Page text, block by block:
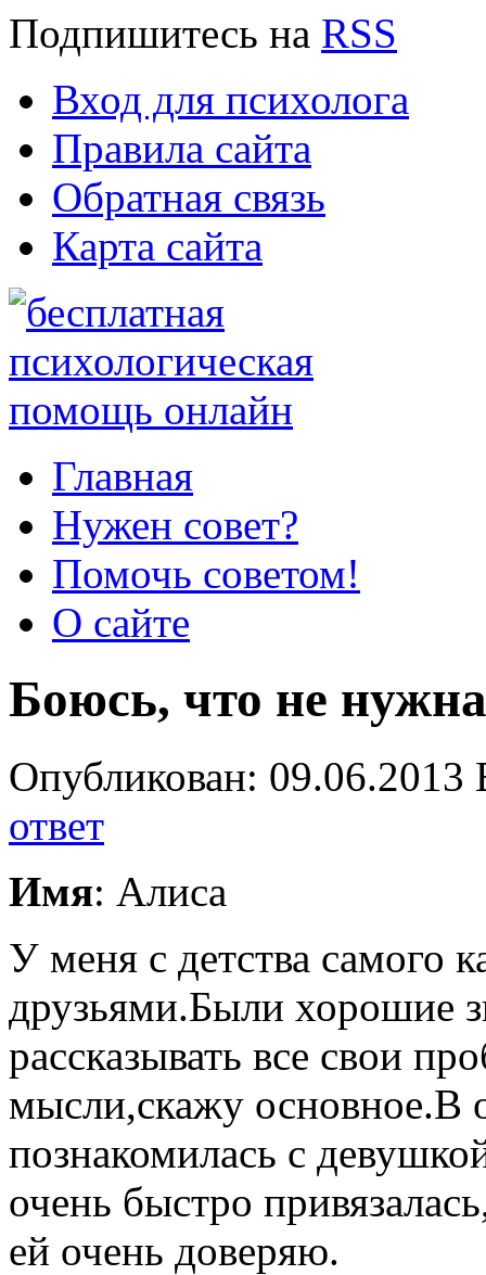
Подпишитесь на RSS
Вход для психолога
Правила сайта
Обратная связь
Карта сайта
Главная
Нужен совет?
Помочь советом!
О сайте
Боюсь, что не нужна
Опубликован:
ответ
Имя: Алиса
У меня с детства самого
друзьями.Были хорошие
рассказывать все свои
мысли,скажу основное.В
познакомилась с
очень быстро
ей очень доверяю.